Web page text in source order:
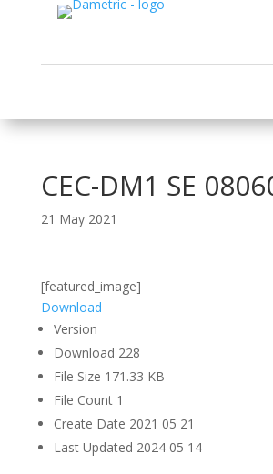
CEC-DM1 SE
21 May 2021
[featured_image]
Download
Version
Download 228
File Size 171.33 KB
File Count 1
Create Date 2021 05 21
Last Updated 2024 05 14